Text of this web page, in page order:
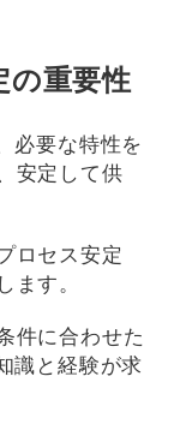
の重要性
必要な特性を
安定して供
ロセス安定
ます。
件に合わせた
識と経験が求